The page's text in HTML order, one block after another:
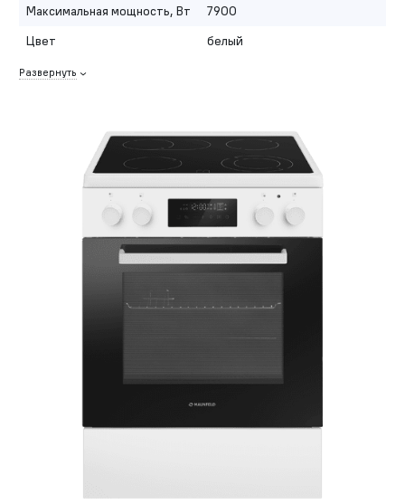
Максимальная мощность, Вт
7900
Цвет
белый
Развернуть